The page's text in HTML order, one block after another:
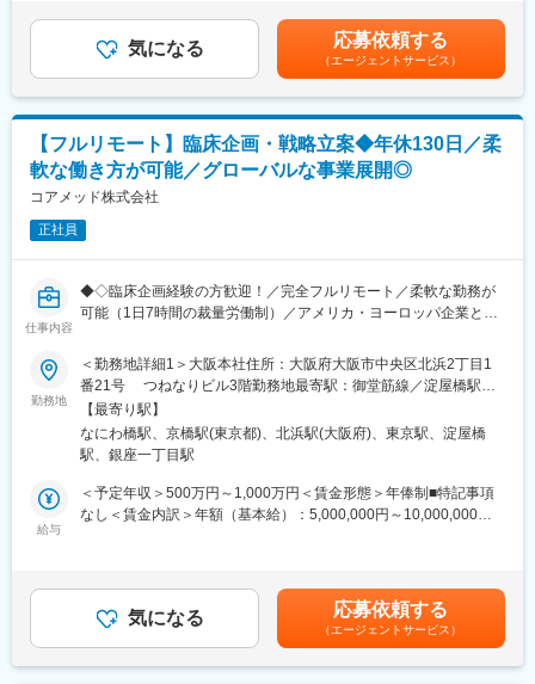
・会議や打ち合わせで必要な時は大阪・東京等へ出張（宿泊も伴
います）が発生します。
※国内出張の頻度は1~3回/年です。（海外出張の可能性も一部ござ
います）
■ワークライフバランス：
同社は、個人が最大限に能力を発揮できるよう働きやすい環境作
りに注力しております。男女問わず在宅勤務が可能です。また、
女性社員も多く、産休・育休取得実績も豊富で9割以上の復職率を
変更の範囲：会社の定める業務
・評価分析および各フェーズにおけるガイダンス相談用報告書の
作成
・治験相談および申請前相談に向けた戦略構築・資料作成・助言
・プロジェクトは個人単独ではなく、社内メンバーと協働しなが
ら分担して推進しています。
・非臨床領域における戦略設計から規制対応まで関わり、開発全
■教育体制：
員として登録しています。業界関連のセミナーにも参加すること
ができ、メーカーと同じレベルの業界知識とマーケット感をアッ
■働き方：
◎完全在宅勤務のため、拠点（東京・大阪）の近くにお住まいで
なくてもご就業いただけます。
◎お昼休みの時間帯も自由なので、例えばお子様がおられる方の
す。
（自分の業務が終わるよう業務管理を行う必要はありますが、裁
・会議や打ち合わせで必要な時は大阪・東京等へ出張（宿泊も伴
います）が発生します。
※国内出張の頻度は1~3回/年です。（海外出張はほとんどありませ
ん。）
安の金額であり、選考を通じて上下する可能性があります。月給
(月額)は固定手当を含めた表記です。
気になる 応募依頼する
（エージェントサービス）
【フルリモート】臨床企画・戦略立案◆年休130日／柔
軟な働き方が可能／グローバルな事業展開◎
コアメッド株式会社
正社員
仕事内容
◆◇臨床企画経験の方歓迎！／完全フルリモート／柔軟な勤務が
可能（1日7時間の裁量労働制）／アメリカ・ヨーロッパ企業と事
◆◇
■仕事内容：
新薬開発における開発戦略および開発企画の立案・評価・助言を
中心とした、コンサルティング業務をお任せします。
臨床開発の上流工程から関与し、プロジェクトの成功に向けた戦
略策定を支援するポジションです。
・各開発フェーズ（Phase I／II／III）における治験プロトコールの
・規制当局（PMDA等）との面談対応・折衝への参画
・治験相談戦略の立案および関連資料の作成
勤務地
＜勤務地詳細1＞大阪本社住所：大阪府大阪市中央区北浜2丁目1
番21号 つねなりビル3階勤務地最寄駅：御堂筋線／淀屋橋駅受
動喫煙対策：屋内全面禁煙＜勤務地詳細2＞東京支社住所：東京都
千代田区丸の内1-11-1 パシフィックセンチュリープレイス丸の内
13階 受動喫煙対策：屋内全面禁煙変更の範囲：無
【最寄り駅】
なにわ橋駅、京橋駅(東京都)、北浜駅(大阪府)、東京駅、淀屋橋
駅、銀座一丁目駅
給与
＜予定年収＞500万円～1,000万円＜賃金形態＞年俸制■特記事項
なし＜賃金内訳＞年額（基本給）：5,000,000円～10,000,000円
安の金額であり、選考を通じて上下する可能性があります。月給
(月額)は固定手当を含めた表記です。
気になる 応募依頼する
（エージェントサービス）